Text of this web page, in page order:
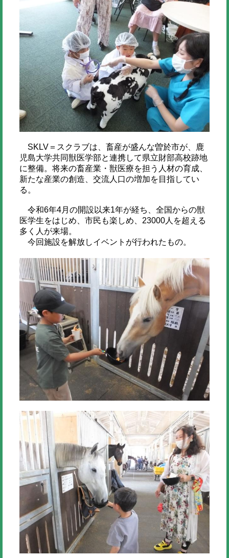
SKLV＝スクラブは、畜産が盛んな曽於市が、鹿
児島大学共同獣医学部と連携して県立財部高校跡地
に整備。将来の畜産業・獣医療を担う人材の育成、
新たな産業の創造、交流人口の増加を目指してい
る。
令和6年4月の開設以来1年が経ち、全国からの獣
医学生をはじめ、市民も楽しめ、23000人を超える
多く人が来場。
今回施設を解放しイベントが行われたもの。